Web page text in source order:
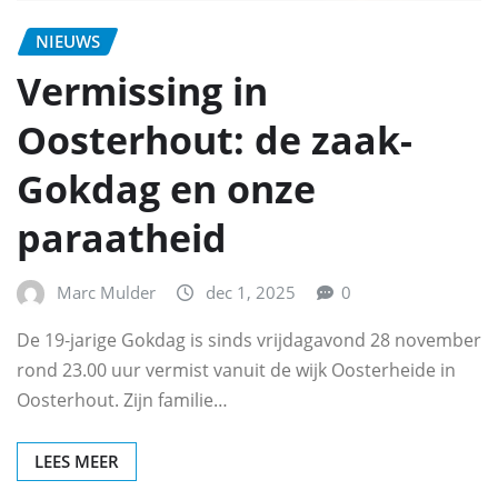
NIEUWS
Vermissing in
Oosterhout: de zaak-
Gokdag en onze
paraatheid
Marc Mulder dec 1, 2025 0
De 19‑jarige Gokdag is sinds vrijdagavond 28 november
rond 23.00 uur vermist vanuit de wijk Oosterheide in
Oosterhout. Zijn familie…
LEES MEER